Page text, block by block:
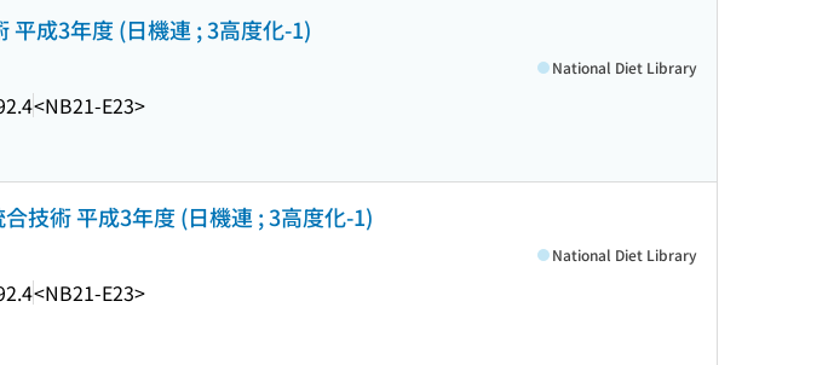
平成3年度 (日機連 ; 3高度化-1)
<NB21-E23>
National Diet Library
技術 平成3年度 (日機連 ; 3高度化-1)
<NB21-E23>
National Diet Library